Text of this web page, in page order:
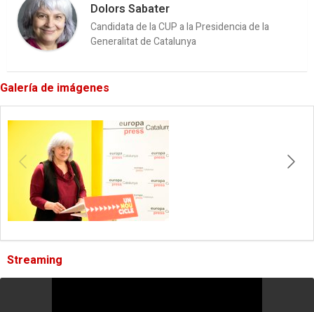
Dolors Sabater
Candidata de la CUP a la Presidencia de la
Generalitat de Catalunya
Galería de imágenes
Streaming